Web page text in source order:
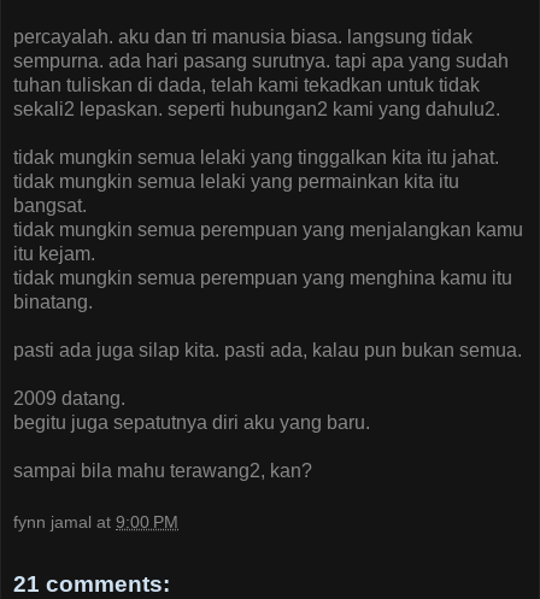
percayalah. aku dan tri manusia biasa. langsung tidak
sempurna. ada hari pasang surutnya. tapi apa yang sudah
tuhan tuliskan di dada, telah kami tekadkan untuk tidak
sekali2 lepaskan. seperti hubungan2 kami yang dahulu2.
tidak mungkin semua lelaki yang tinggalkan kita itu jahat.
tidak mungkin semua lelaki yang permainkan kita itu
bangsat.
tidak mungkin semua perempuan yang menjalangkan kamu
itu kejam.
tidak mungkin semua perempuan yang menghina kamu itu
binatang.
pasti ada juga silap kita. pasti ada, kalau pun bukan semua.
2009 datang.
begitu juga sepatutnya diri aku yang baru.
sampai bila mahu terawang2, kan?
fynn jamal at 9:00 PM
21 comments: